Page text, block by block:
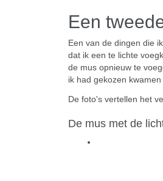
Een
Een van de dingen die
dat ik een te lichte
de mus opnieuw te
ik had gekozen
De foto's vertellen het
De mus met de